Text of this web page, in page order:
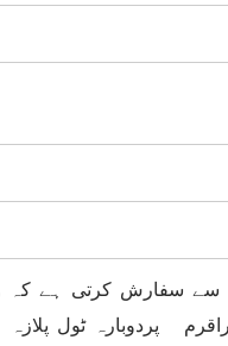
سے سفارش کرتی ہے